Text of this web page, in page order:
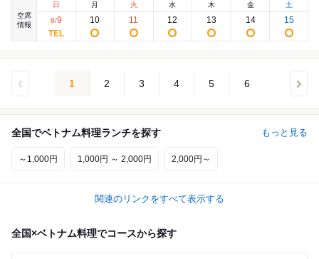
空席
情報
日
8/9
月
10
火
11
水
12
木
13
金
14
土
15
1 2 3 4 5 6
全国でベトナム料理ランチを探す もっと見る
～1,000円 1,000円 ～ 2,000円 2,000円～
関連のリンクをすべて表示する
全国×ベトナム料理でコースから探す